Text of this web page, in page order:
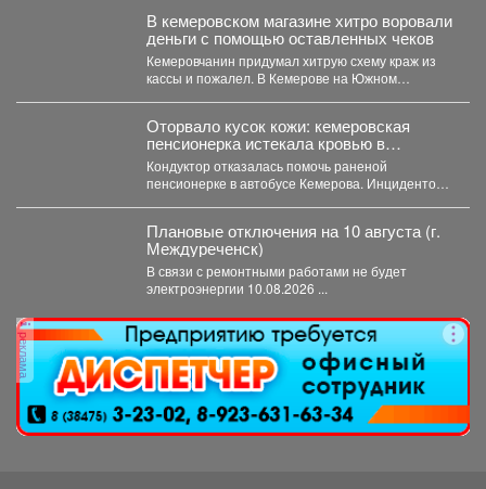
В кемеровском магазине хитро воровали
деньги с помощью оставленных чеков
Кемеровчанин придумал хитрую схему краж из
кассы и пожалел. В Кемерове на Южном
Оторвало кусок кожи: кемеровская
пенсионерка истекала кровью в
автобусе
Кондуктор отказалась помочь раненой
пенсионерке в автобусе Кемерова. Инцидентом
Плановые отключения на 10 августа (г.
Междуреченск)
В связи с ремонтными работами не будет
электроэнергии 10.08.2026 ...
реклама